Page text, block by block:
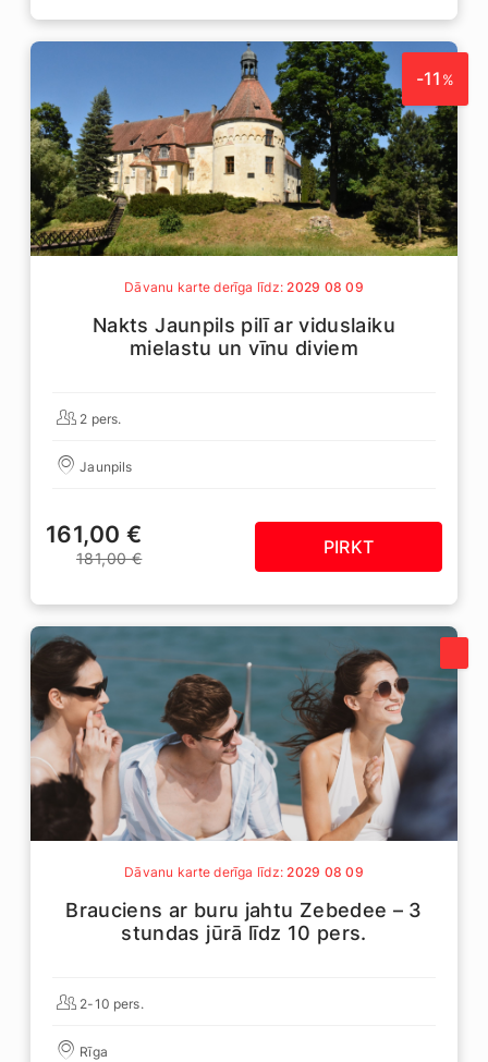
-11 %
Dāvanu karte derīga līdz: 2029 08 09
Nakts Jaunpils pilī ar viduslaiku
mielastu un vīnu diviem
2 pers.
Jaunpils
161,00 €
181,00 €
PIRKT
Dāvanu karte derīga līdz:2029 08 09
Brauciens ar buru jahtu Zebedee – 3
stundas jūrā līdz 10 pers.
2-10 pers.
Rīga